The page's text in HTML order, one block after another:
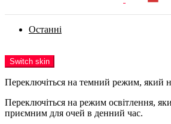
Останні
Switch skin
Переключіться на темний режим, який
Переключіться на режим освітлення,
приємним для очей в денний час.